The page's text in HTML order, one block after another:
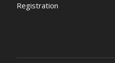
Registration